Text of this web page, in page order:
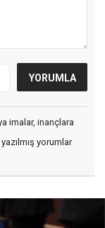
imalar, inançlara
yorumlar